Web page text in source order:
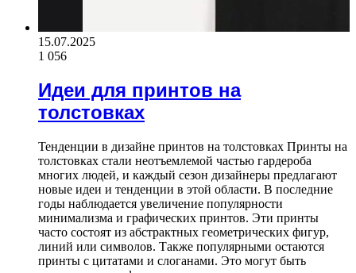
15.07.2025
1 056
Идеи для принтов на
толстовках
Тенденции в дизайне принтов на толстовках Принты на
толстовках стали неотъемлемой частью гардероба
многих людей, и каждый сезон дизайнеры предлагают
новые идеи и тенденции в этой области. В последние
годы наблюдается увеличение популярности
минимализма и графических принтов. Эти принты
часто состоят из абстрактных геометрических фигур,
линий или символов. Также популярными остаются
принты с цитатами и слоганами. Это могут быть